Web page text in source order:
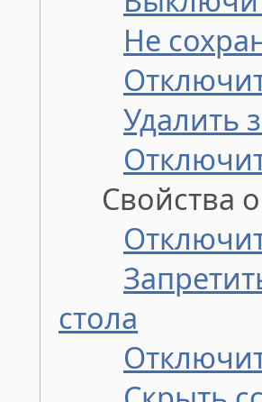
Не
Удалить
Свойства
стола